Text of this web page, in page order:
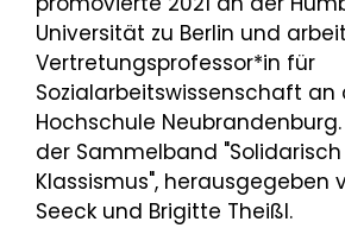
Universität zu Berlin und
Vertretungsprofessor*in für
Sozialarbeitswissenschaft an
Hochschule
der Sammelband
Klassismus", herausgegeben
Seeck und Brigitte Theißl.